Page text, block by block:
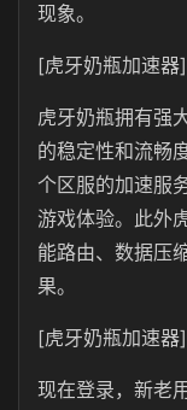
现象。
[虎牙奶瓶加速器]
虎牙奶瓶拥有强
的稳定性和流畅
个区服的加速服
游戏体验。此外
能路由、数据压
果。
[虎牙奶瓶加速器]
现在登录，新老